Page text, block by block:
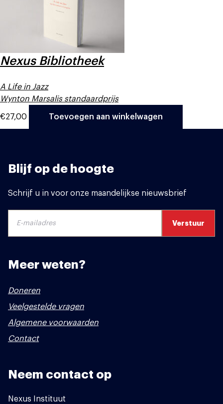
Nexus Bibliotheek
A Life in Jazz
Wynton Marsalis standaardprijs
€27,00 Toevoegen aan winkelwagen
Blijf op de hoogte
Schrijf u in voor onze maandelijkse nieuwsbrief
Meer weten?
Doneren
Veelgestelde vragen
Algemene voorwaarden
Contact
Neem contact op
Nexus Instituut